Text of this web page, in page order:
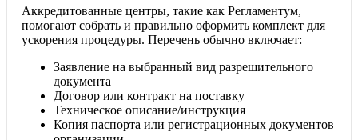
Аккредитованные центры, такие как Регламентум,
помогают собрать и правильно оформить комплект для
ускорения процедуры. Перечень обычно включает:
Заявление на выбранный вид разрешительного
документа
Договор или контракт на поставку
Техническое описание/инструкция
Копия паспорта или регистрационных документов